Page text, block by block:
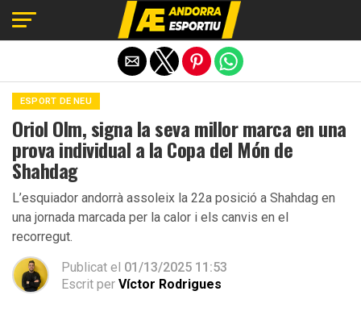
ESPORT DE NEU
Oriol Olm, signa la seva millor marca en una
prova individual a la Copa del Món de
Shahdag
L’esquiador andorrà assoleix la 22a posició a Shahdag en
una jornada marcada per la calor i els canvis en el
recorregut.
Publicat el 01/13/2025 11:53
Escrit per Víctor Rodrigues
Exit mobile version